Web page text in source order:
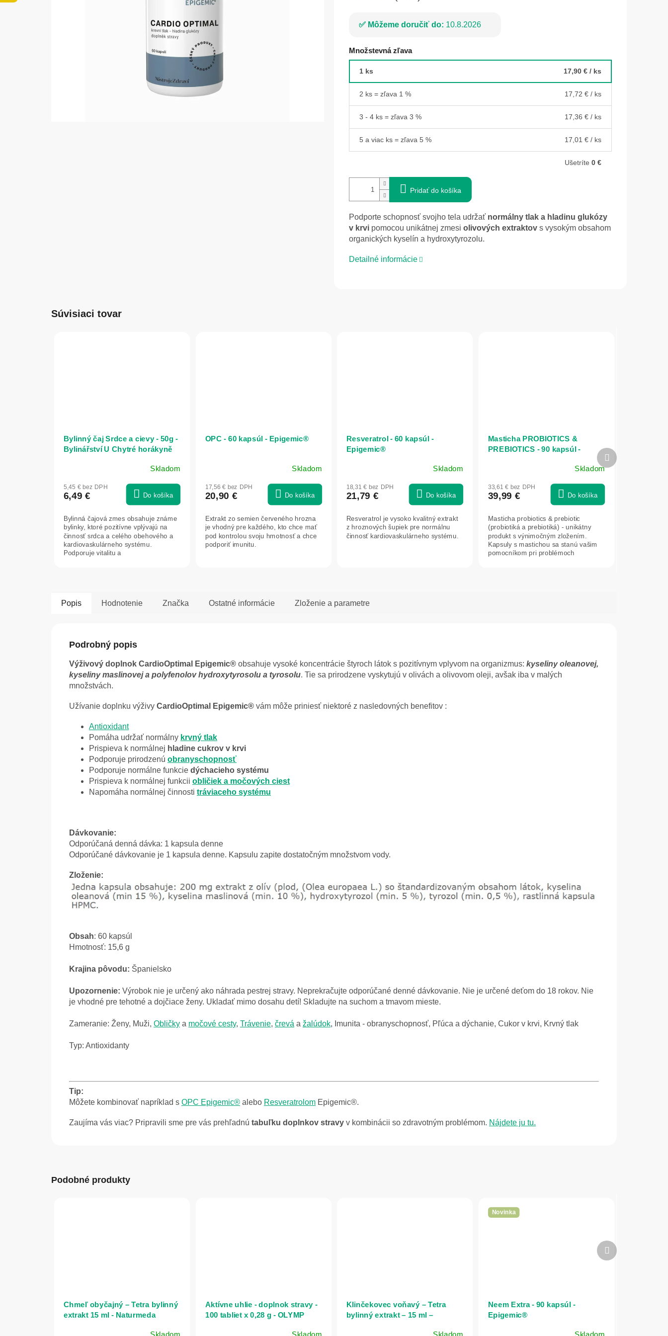
Môžeme doručiť do: 10.8.2026
Množstevná zľava
1 ks 17,90 € / ks
2 ks = zľava 1 % 17,72 € / ks
3 - 4 ks = zľava 3 % 17,36 € / ks
5 a viac ks = zľava 5 % 17,01 € / ks
Ušetríte 0 €
Pridať do košíka
Podporte schopnosť svojho tela udržať normálny tlak a hladinu glukózy
v krvi pomocou unikátnej zmesi olivových extraktov s vysokým obsahom
organických kyselín a hydroxytyrozolu.
Detailné informácie
Súvisiaci tovar
Bylinný čaj Srdce a cievy - 50g -
Bylinářství U Chytré horákyně
Skladom
5,45 € bez DPH
6,49 € Do košíka
Bylinná čajová zmes obsahuje známe
bylinky, ktoré pozitívne vplývajú na
činnosť srdca a celého obehového a
kardiovaskulárneho systému.
Podporuje vitalitu a
OPC - 60 kapsúl - Epigemic®
Skladom
17,56 € bez DPH
20,90 € Do košíka
Extrakt zo semien červeného hrozna
je vhodný pre každého, kto chce mať
pod kontrolou svoju hmotnosť a chce
podporiť imunitu.
Resveratrol - 60 kapsúl -
Epigemic®
Skladom
18,31 € bez DPH
21,79 € Do košíka
Resveratrol je vysoko kvalitný extrakt
z hroznových šupiek pre normálnu
činnosť kardiovaskulárneho systému.
Masticha PROBIOTICS &
PREBIOTICS - 90 kapsúl -
produktu
z
5
hviezdičiek.
Skladom
33,61 € bez DPH
39,99 € Do košíka
Masticha probiotics & prebiotic
(probiotiká a prebiotiká) - unikátny
produkt s výnimočným zložením.
Kapsuly s mastichou sa stanú vašim
pomocníkom pri problémoch
Ďalší
produkt
Popis Hodnotenie Značka Ostatné informácie Zloženie a parametre
Podrobný popis
Výživový doplnok CardioOptimal Epigemic® obsahuje vysoké koncentrácie štyroch látok s pozitívnym vplyvom na organizmus: kyseliny oleanovej,
kyseliny maslinovej a polyfenolov hydroxytyrosolu a tyrosolu. Tie sa prirodzene vyskytujú v olivách a olivovom oleji, avšak iba v malých
množstvách.
Užívanie doplnku výživy CardioOptimal Epigemic® vám môže priniesť niektoré z nasledovných benefitov :
Antioxidant
Pomáha udržať normálny krvný tlak
Prispieva k normálnej hladine cukrov v krvi
Podporuje prirodzenú obranyschopnosť
Podporuje normálne funkcie dýchacieho systému
Prispieva k normálnej funkcii obličiek a močových ciest
Napomáha normálnej činnosti tráviaceho systému
Dávkovanie:
Odporúčaná denná dávka: 1 kapsula denne
Odporúčané dávkovanie je 1 kapsula denne. Kapsulu zapite dostatočným množstvom vody.
Zloženie:
Obsah: 60 kapsúl
Hmotnosť: 15,6 g
Krajina pôvodu: Španielsko
Upozornenie: Výrobok nie je určený ako náhrada pestrej stravy. Neprekračujte odporúčané denné dávkovanie. Nie je určené deťom do 18 rokov. Nie
je vhodné pre tehotné a dojčiace ženy. Ukladať mimo dosahu detí! Skladujte na suchom a tmavom mieste.
Zameranie: Ženy, Muži, Obličky a močové cesty, Trávenie, črevá a žalúdok, Imunita - obranyschopnosť, Pľúca a dýchanie, Cukor v krvi, Krvný tlak
Typ: Antioxidanty
Tip:
Môžete kombinovať napríklad s OPC Epigemic® alebo Resveratrolom Epigemic®.
Zaujíma vás viac? Pripravili sme pre vás prehľadnú tabuľku doplnkov stravy v kombinácii so zdravotným problémom. Nájdete ju tu.
Podobné produkty
Chmeľ obyčajný – Tetra bylinný
extrakt 15 ml - Naturmeda
Aktívne uhlie - doplnok stravy -
100 tabliet x 0,28 g - OLYMP
Klinčekovec voňavý – Tetra
bylinný extrakt – 15 ml –
Novinka
Neem Extra - 90 kapsúl -
Epigemic®
Ďalší
produkt